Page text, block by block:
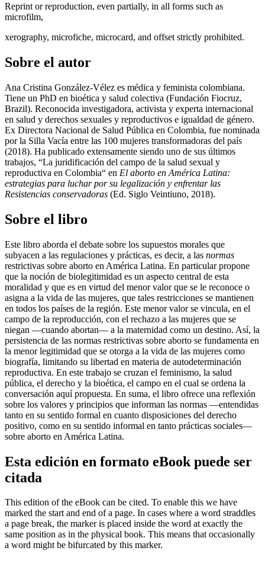
Reprint or reproduction, even partially, in all forms such as
microfilm,
xerography, microfiche, microcard, and offset strictly prohibited.
Sobre el autor
Ana Cristina González-Vélez es médica y feminista colombiana.
Tiene un PhD en bioética y salud colectiva (Fundación Fiocruz,
Brazil). Reconocida investigadora, activista y experta internacional
en salud y derechos sexuales y reproductivos e igualdad de género.
Ex Directora Nacional de Salud Pública en Colombia, fue nominada
por la Silla Vacía entre las 100 mujeres transformadoras del país
(2018). Ha publicado extensamente siendo uno de sus últimos
trabajos, “La juridificación del campo de la salud sexual y
reproductiva en Colombia“ en El aborto en América Latina:
estrategias para luchar por su legalización y enfrentar las
Resistencias conservadoras (Ed. Siglo Veintiuno, 2018).
Sobre el libro
Este libro aborda el debate sobre los supuestos morales que
subyacen a las regulaciones y prácticas, es decir, a las normas
restrictivas sobre aborto en América Latina. En particular propone
que la noción de biolegitimidad es un aspecto central de esta
moralidad y que es en virtud del menor valor que se le reconoce o
asigna a la vida de las mujeres, que tales restricciones se mantienen
en todos los países de la región. Este menor valor se vincula, en el
campo de la reproducción, con el rechazo a las mujeres que se
niegan —cuando abortan— a la maternidad como un destino. Así, la
persistencia de las normas restrictivas sobre aborto se fundamenta en
la menor legitimidad que se otorga a la vida de las mujeres como
biografía, limitando su libertad en materia de autodeterminación
reproductiva. En este trabajo se cruzan el feminismo, la salud
pública, el derecho y la bioética, el campo en el cual se ordena la
conversación aquí propuesta. En suma, el libro ofrece una reflexión
sobre los valores y principios que informan las normas —entendidas
tanto en su sentido formal en cuanto disposiciones del derecho
positivo, como en su sentido informal en tanto prácticas sociales—
sobre aborto en América Latina.
Esta edición en formato eBook puede ser
citada
This edition of the eBook can be cited. To enable this we have
marked the start and end of a page. In cases where a word straddles
a page break, the marker is placed inside the word at exactly the
same position as in the physical book. This means that occasionally
a word might be bifurcated by this marker.